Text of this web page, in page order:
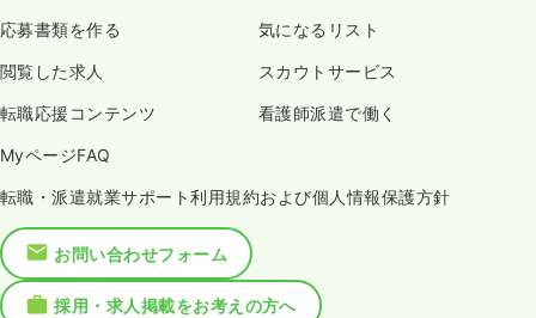
応募書類を作る 気になるリスト
閲覧した求人 スカウトサービス
転職応援コンテンツ 看護師派遣で働く
MyページFAQ
転職・派遣就業サポート利用規約および個人情報保護方針
お問い合わせフォーム
採用・求人掲載をお考えの方へ